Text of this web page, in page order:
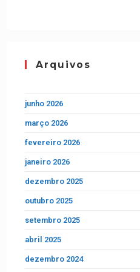
Arquivos
junho 2026
março 2026
fevereiro 2026
janeiro 2026
dezembro 2025
outubro 2025
setembro 2025
abril 2025
dezembro 2024